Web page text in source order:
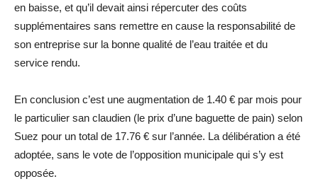
en baisse, et qu’il devait ainsi répercuter des coûts
supplémentaires sans remettre en cause la responsabilité de
son entreprise sur la bonne qualité de l’eau traitée et du
service rendu.
En conclusion c’est une augmentation de 1.40 € par mois pour
le particulier san claudien (le prix d’une baguette de pain) selon
Suez pour un total de 17.76 € sur l’année. La délibération a été
adoptée, sans le vote de l’opposition municipale qui s’y est
opposée.